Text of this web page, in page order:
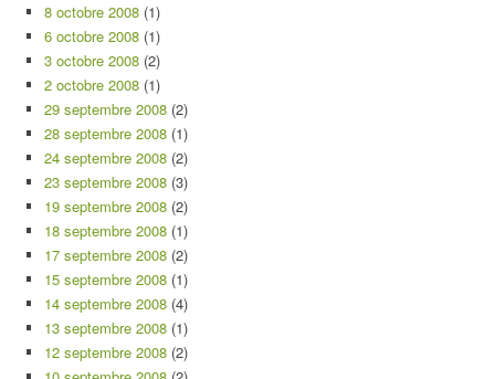
8 octobre 2008 (1)
6 octobre 2008 (1)
3 octobre 2008 (2)
2 octobre 2008 (1)
29 septembre 2008 (2)
28 septembre 2008 (1)
24 septembre 2008 (2)
23 septembre 2008 (3)
19 septembre 2008 (2)
18 septembre 2008 (1)
17 septembre 2008 (2)
15 septembre 2008 (1)
14 septembre 2008 (4)
13 septembre 2008 (1)
12 septembre 2008 (2)